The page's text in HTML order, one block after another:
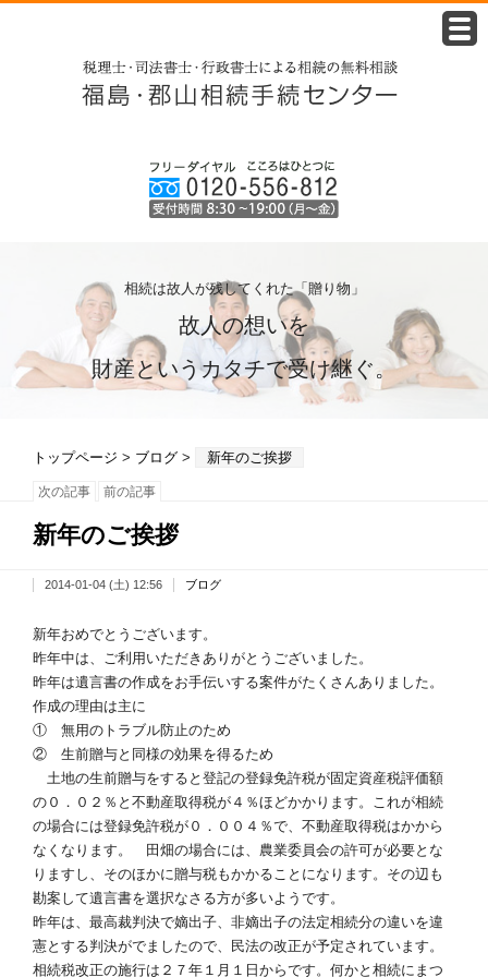
相続は故人が残してくれた「贈り物」
故人の想いを
財産というカタチで受け継ぐ。
トップページ > ブログ > 新年のご挨拶
次の記事 前の記事
新年のご挨拶
2014-01-04 (土) 12:56 ブログ
新年おめでとうございます。
昨年中は、ご利用いただきありがとうございました。
昨年は遺言書の作成をお手伝いする案件がたくさんありました。
作成の理由は主に
① 無用のトラブル防止のため
② 生前贈与と同様の効果を得るため
土地の生前贈与をすると登記の登録免許税が固定資産税評価額
の０．０２％と不動産取得税が４％ほどかかります。これが相続
の場合には登録免許税が０．００４％で、不動産取得税はかから
なくなります。 田畑の場合には、農業委員会の許可が必要とな
りますし、そのほかに贈与税もかかることになります。その辺も
勘案して遺言書を選択なさる方が多いようです。
昨年は、最高裁判決で嫡出子、非嫡出子の法定相続分の違いを違
憲とする判決がでましたので、民法の改正が予定されています。
相続税改正の施行は２７年１月１日からです。何かと相続にまつ